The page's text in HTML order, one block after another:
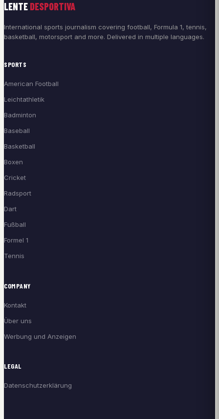
LENTE DESPORTIVA
International sports journalism covering football, Formula 1, tennis,
basketball, motorsport and more. Delivered in multiple languages.
SPORTS
American Football
Leichtathletik
Badminton
Baseball
Basketball
Boxen
Cricket
Radsport
Dart
Fußball
Formel 1
Tennis
COMPANY
Kontakt
Über uns
Werbung und Anzeigen
LEGAL
Datenschutzerklärung